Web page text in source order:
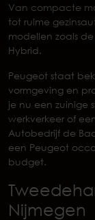
Van compacte
tot ruime
modellen zoals
Hybrid.
Peugeot staat
vormgeving en
je nu een zuinige
werkverkeer of
Autobedrijf de
een Peugeot
budget.
Nijmegen